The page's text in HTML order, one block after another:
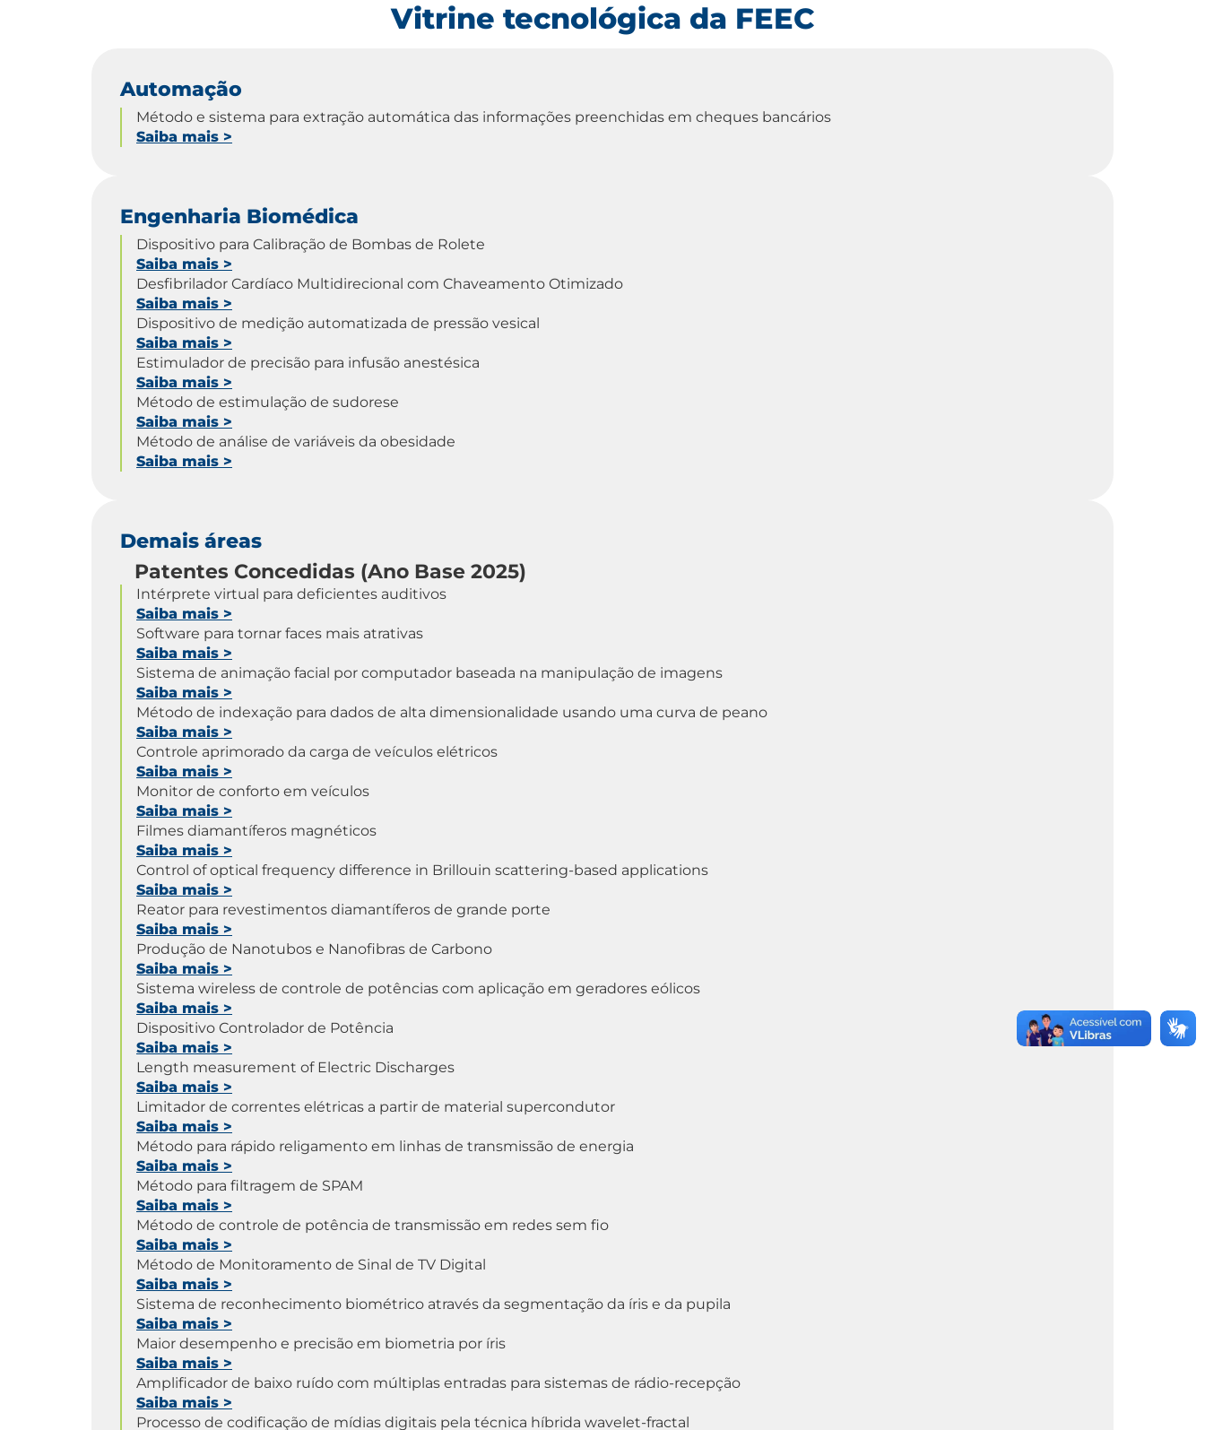
Vitrine tecnológica da FEEC
Automação
Método e sistema para extração automática das informações preenchidas em cheques bancários
Saiba mais >
Engenharia Biomédica
Dispositivo para Calibração de Bombas de Rolete
Saiba mais >
Desfibrilador Cardíaco Multidirecional com Chaveamento Otimizado
Saiba mais >
Dispositivo de medição automatizada de pressão vesical
Saiba mais >
Estimulador de precisão para infusão anestésica
Saiba mais >
Método de estimulação de sudorese
Saiba mais >
Método de análise de variáveis da obesidade
Saiba mais >
Demais áreas
Patentes Concedidas (Ano Base 2025)
Intérprete virtual para deficientes auditivos
Saiba mais >
Software para tornar faces mais atrativas
Saiba mais >
Sistema de animação facial por computador baseada na manipulação de imagens
Saiba mais >
Método de indexação para dados de alta dimensionalidade usando uma curva de peano
Saiba mais >
Controle aprimorado da carga de veículos elétricos
Saiba mais >
Monitor de conforto em veículos
Saiba mais >
Filmes diamantíferos magnéticos
Saiba mais >
Control of optical frequency difference in Brillouin scattering-based applications
Saiba mais >
Reator para revestimentos diamantíferos de grande porte
Saiba mais >
Produção de Nanotubos e Nanofibras de Carbono
Saiba mais >
Sistema wireless de controle de potências com aplicação em geradores eólicos
Saiba mais >
Dispositivo Controlador de Potência
Saiba mais >
Length measurement of Electric Discharges
Saiba mais >
Limitador de correntes elétricas a partir de material supercondutor
Saiba mais >
Método para rápido religamento em linhas de transmissão de energia
Saiba mais >
Método para filtragem de SPAM
Saiba mais >
Método de controle de potência de transmissão em redes sem fio
Saiba mais >
Método de Monitoramento de Sinal de TV Digital
Saiba mais >
Sistema de reconhecimento biométrico através da segmentação da íris e da pupila
Saiba mais >
Maior desempenho e precisão em biometria por íris
Saiba mais >
Amplificador de baixo ruído com múltiplas entradas para sistemas de rádio-recepção
Saiba mais >
Processo de codificação de mídias digitais pela técnica híbrida wavelet-fractal